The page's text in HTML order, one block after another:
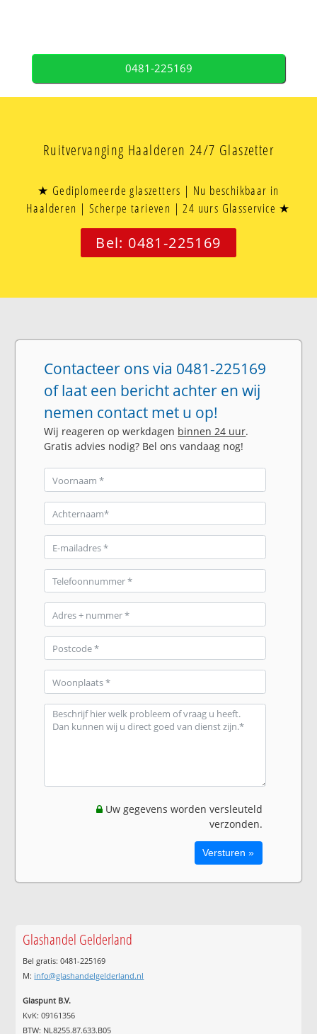
0481-225169
Ruitvervanging Haalderen 24/7 Glaszetter
★ Gediplomeerde glaszetters | Nu beschikbaar in
Haalderen | Scherpe tarieven | 24 uurs Glasservice ★
Bel: 0481-225169
Contacteer ons via 0481-225169
of laat een bericht achter en wij
nemen contact met u op!
Wij reageren op werkdagen binnen 24 uur.
Gratis advies nodig? Bel ons vandaag nog!
Uw gegevens worden versleuteld
verzonden.
Glashandel Gelderland
Bel gratis: 0481-225169
M: info@glashandelgelderland.nl
Glaspunt B.V.
KvK: 09161356
BTW: NL8255.87.633.B05